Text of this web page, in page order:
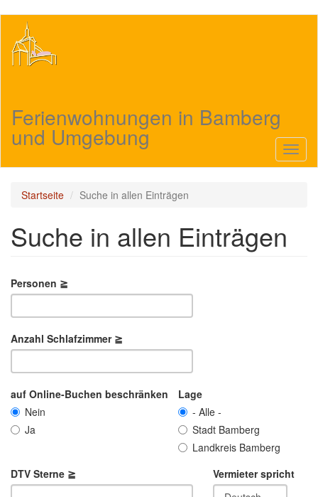
Inhalt
Ferienwohnungen in Bamberg
und Umgebung
Startseite Suche in allen Einträgen
Suche in allen Einträgen
Personen ≧
Anzahl Schlafzimmer ≧
auf Online-Buchen beschränken
Nein
Ja
Lage
- Alle -
Stadt Bamberg
Landkreis Bamberg
DTV Sterne ≧
Vermieter spricht